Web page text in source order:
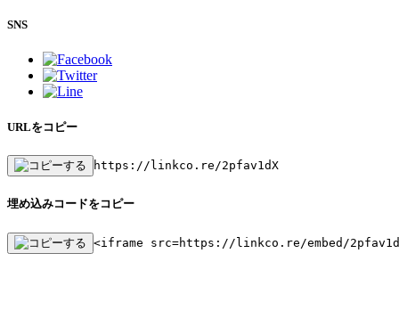
SNS
URLをコピー
https://linkco.re/2pfav1dX
埋め込みコードをコピー
<iframe src=https://linkco.re/embed/